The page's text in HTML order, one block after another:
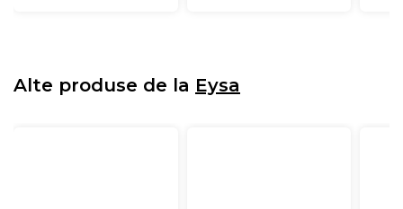
Alte produse de la Eysa